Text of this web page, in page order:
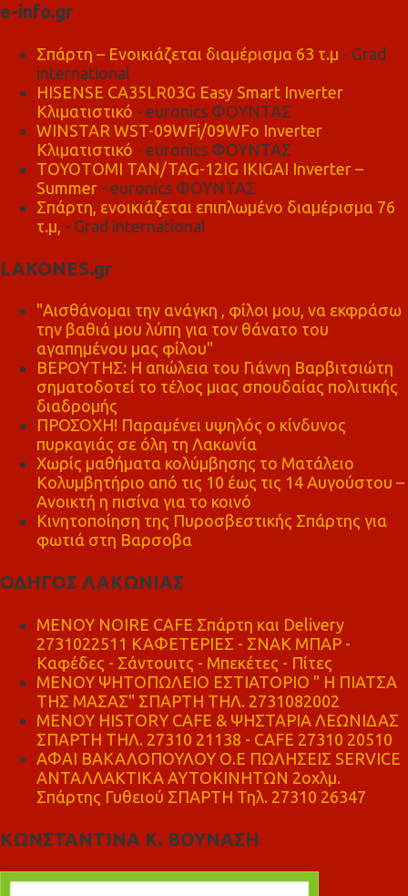
e-info.gr
Σπάρτη – Ενοικιάζεται διαμέρισμα 63 τ.μ - Grad
international
HISENSE CA35LR03G Easy Smart Inverter
Κλιματιστικό - euronics ΦΟΥΝΤΑΣ
WINSTAR WST-09WFi/09WFo Inverter
Κλιματιστικό - euronics ΦΟΥΝΤΑΣ
TOYOTOMI TAN/TAG-12IG IKIGAI Inverter –
Summer - euronics ΦΟΥΝΤΑΣ
Σπάρτη, ενοικιάζεται επιπλωμένο διαμέρισμα 76
τ.μ, - Grad international
LAKONES.gr
"Αισθάνομαι την ανάγκη , φίλοι μου, να εκφράσω
την βαθιά μου λύπη για τον θάνατο του
αγαπημένου μας φίλου"
ΒΕΡΟΥΤΗΣ: Η απώλεια του Γιάννη Βαρβιτσιώτη
σηματοδοτεί το τέλος μιας σπουδαίας πολιτικής
διαδρομής
ΠΡΟΣΟΧΗ! Παραμένει υψηλός ο κίνδυνος
πυρκαγιάς σε όλη τη Λακωνία
Χωρίς μαθήματα κολύμβησης το Ματάλειο
Κολυμβητήριο από τις 10 έως τις 14 Αυγούστου –
Ανοικτή η πισίνα για το κοινό
Κινητοποίηση της Πυροσβεστικής Σπάρτης για
φωτιά στη Βαρσοβα
ΟΔΗΓΟΣ ΛΑΚΩΝΙΑΣ
MENOY NOIRE CAFE Σπάρτη και Delivery
2731022511 ΚΑΦΕΤΕΡΙΕΣ - ΣΝΑΚ ΜΠΑΡ -
Καφέδες - Σάντουιτς - Μπεκέτες - Πίτες
ΜΕΝΟΥ ΨΗΤΟΠΩΛΕΙΟ ΕΣΤΙΑΤΟΡΙΟ " Η ΠΙΑΤΣΑ
ΤΗΣ ΜΑΣΑΣ" ΣΠΑΡΤΗ ΤΗΛ. 2731082002
ΜΕΝΟΥ HISTORY CAFE & ΨΗΣΤΑΡΙΑ ΛΕΩΝΙΔΑΣ
ΣΠΑΡΤΗ ΤΗΛ. 27310 21138 - CAFE 27310 20510
ΑΦΑΙ ΒΑΚΑΛΟΠΟΥΛΟΥ Ο.Ε ΠΩΛΗΣΕΙΣ SERVICE
ΑΝΤΑΛΛΑΚΤΙΚΑ ΑΥΤΟΚΙΝΗΤΩΝ 2οχλμ.
Σπάρτης Γυθειού ΣΠΑΡΤΗ Τηλ. 27310 26347
ΚΩΝΣΤΑΝΤΙΝΑ Κ. ΒΟΥΝΑΣΗ